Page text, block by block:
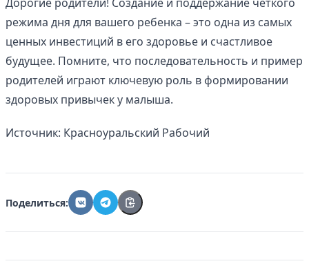
режима дня для вашего ребенка – это одна из самых
ценных инвестиций в его здоровье и счастливое
будущее. Помните, что последовательность и пример
родителей играют ключевую роль в формировании
здоровых привычек у малыша.
Источник: Красноуральский Рабочий
Поделиться: